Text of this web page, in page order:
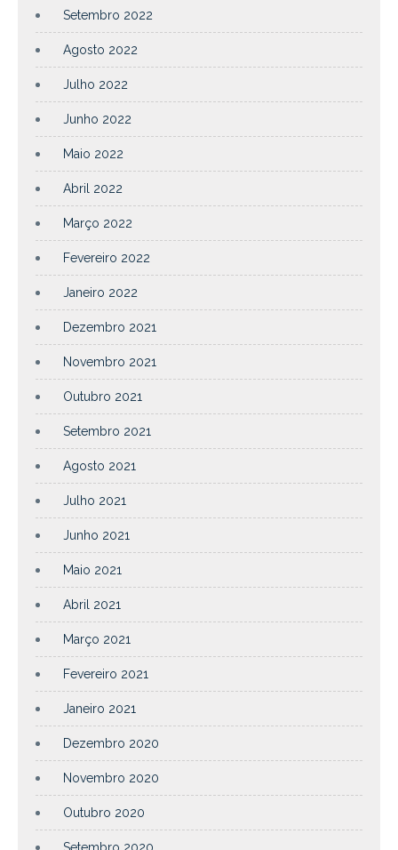
Setembro 2022
Agosto 2022
Julho 2022
Junho 2022
Maio 2022
Abril 2022
Março 2022
Fevereiro 2022
Janeiro 2022
Dezembro 2021
Novembro 2021
Outubro 2021
Setembro 2021
Agosto 2021
Julho 2021
Junho 2021
Maio 2021
Abril 2021
Março 2021
Fevereiro 2021
Janeiro 2021
Dezembro 2020
Novembro 2020
Outubro 2020